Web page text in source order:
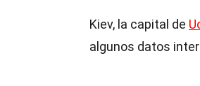
Kiev, la capital de
algunos datos